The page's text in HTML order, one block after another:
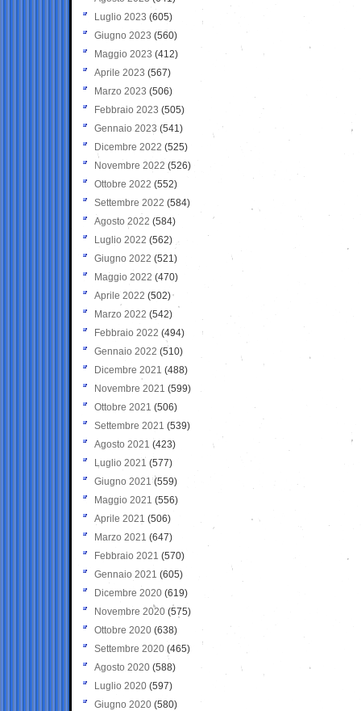
Luglio 2023 (605)
Giugno 2023 (560)
Maggio 2023 (412)
Aprile 2023 (567)
Marzo 2023 (506)
Febbraio 2023 (505)
Gennaio 2023 (541)
Dicembre 2022 (525)
Novembre 2022 (526)
Ottobre 2022 (552)
Settembre 2022 (584)
Agosto 2022 (584)
Luglio 2022 (562)
Giugno 2022 (521)
Maggio 2022 (470)
Aprile 2022 (502)
Marzo 2022 (542)
Febbraio 2022 (494)
Gennaio 2022 (510)
Dicembre 2021 (488)
Novembre 2021 (599)
Ottobre 2021 (506)
Settembre 2021 (539)
Agosto 2021 (423)
Luglio 2021 (577)
Giugno 2021(559)
Maggio 2021 (556)
Aprile 2021 (506)
Marzo 2021 (647)
Febbraio 2021 (570)
Gennaio 2021 (605)
Dicembre 2020 (619)
Novembre 2020 (575)
Ottobre 2020 (638)
Settembre 2020(465)
Agosto 2020 (588)
Luglio 2020 (597)
Giugno 2020 (580)